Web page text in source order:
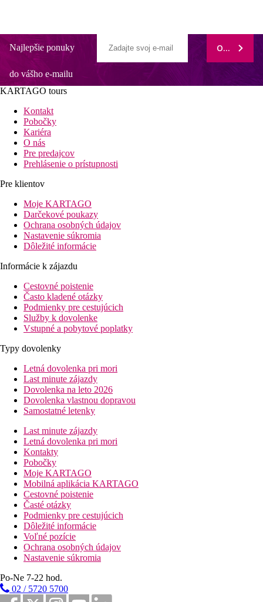
Najlepšie ponuky
do vášho e-mailu
ODOBERAŤ
KARTAGO tours
Kontakt
Pobočky
Kariéra
O nás
Pre predajcov
Prehlásenie o prístupnosti
Pre klientov
Moje KARTAGO
Darčekové poukazy
Ochrana osobných údajov
Nastavenie súkromia
Dôležité informácie
Informácie k zájazdu
Cestovné poistenie
Často kladené otázky
Podmienky pre cestujúcich
Služby k dovolenke
Vstupné a pobytové poplatky
Typy dovolenky
Letná dovolenka pri mori
Last minute zájazdy
Dovolenka na leto 2026
Dovolenka vlastnou dopravou
Samostatné letenky
Last minute zájazdy
Letná dovolenka pri mori
Kontakty
Pobočky
Moje KARTAGO
Mobilná aplikácia KARTAGO
Cestovné poistenie
Časté otázky
Podmienky pre cestujúcich
Dôležité informácie
Voľné pozície
Ochrana osobných údajov
Nastavenie súkromia
Po-Ne 7-22 hod.
02 / 5720 5700